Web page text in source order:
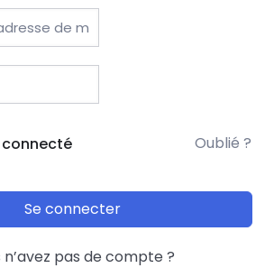
Oublié ?
Se connecter
n’avez pas de compte ?